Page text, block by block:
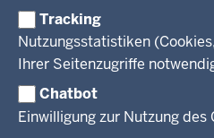
Tracking
Nutzungsstatistiken
Ihrer Seitenzugriffe
Chatbot
Einwilligung zur Nutzung des
Reisekostenstelle
Veranstaltungen
Referendariate
Bewerbung
Vormerkstelle NRW
Pressekontakt
Pressemitteilungen
Publikationen
Bekanntmachungen
Legionellen
Luftreinhaltepläne
Verfahrensübersichten
Überwachung umweltrelevanter
Facebook
Instagram
LinkedIn
© 2026 Bezirksregierung Köln